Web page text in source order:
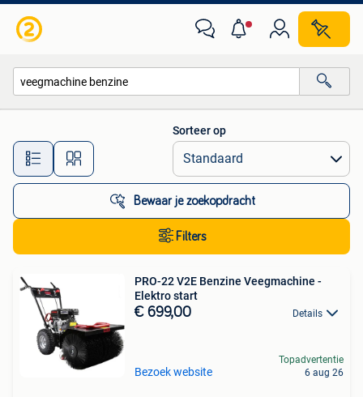
Alle afstanden…
Sorteer op
Bewaar je zoekopdracht
Filters
PRO-22 V2E Benzine Veegmachine -
Elektro start
€ 699,00 Details
Bezoek website
Topadvertentie
6 aug 26